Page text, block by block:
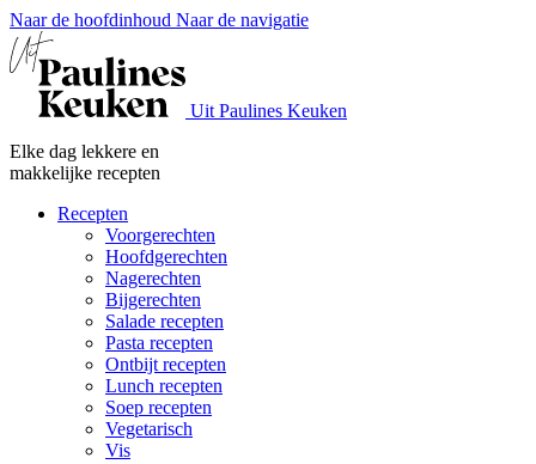
Naar de hoofdinhoud Naar de navigatie
Uit Paulines Keuken
Elke dag lekkere en
makkelijke recepten
Recepten
Voorgerechten
Hoofdgerechten
Nagerechten
Bijgerechten
Salade recepten
Pasta recepten
Ontbijt recepten
Lunch recepten
Soep recepten
Vegetarisch
Vis